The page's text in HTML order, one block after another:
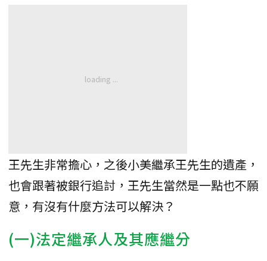
王先生非常擔心，之後小美繼承王先生的遺產，
也會跟著被銀行追討，王先生當然是一點也不願
意，有沒有什麼方法可以解決？
(一)法定繼承人及其應繼分